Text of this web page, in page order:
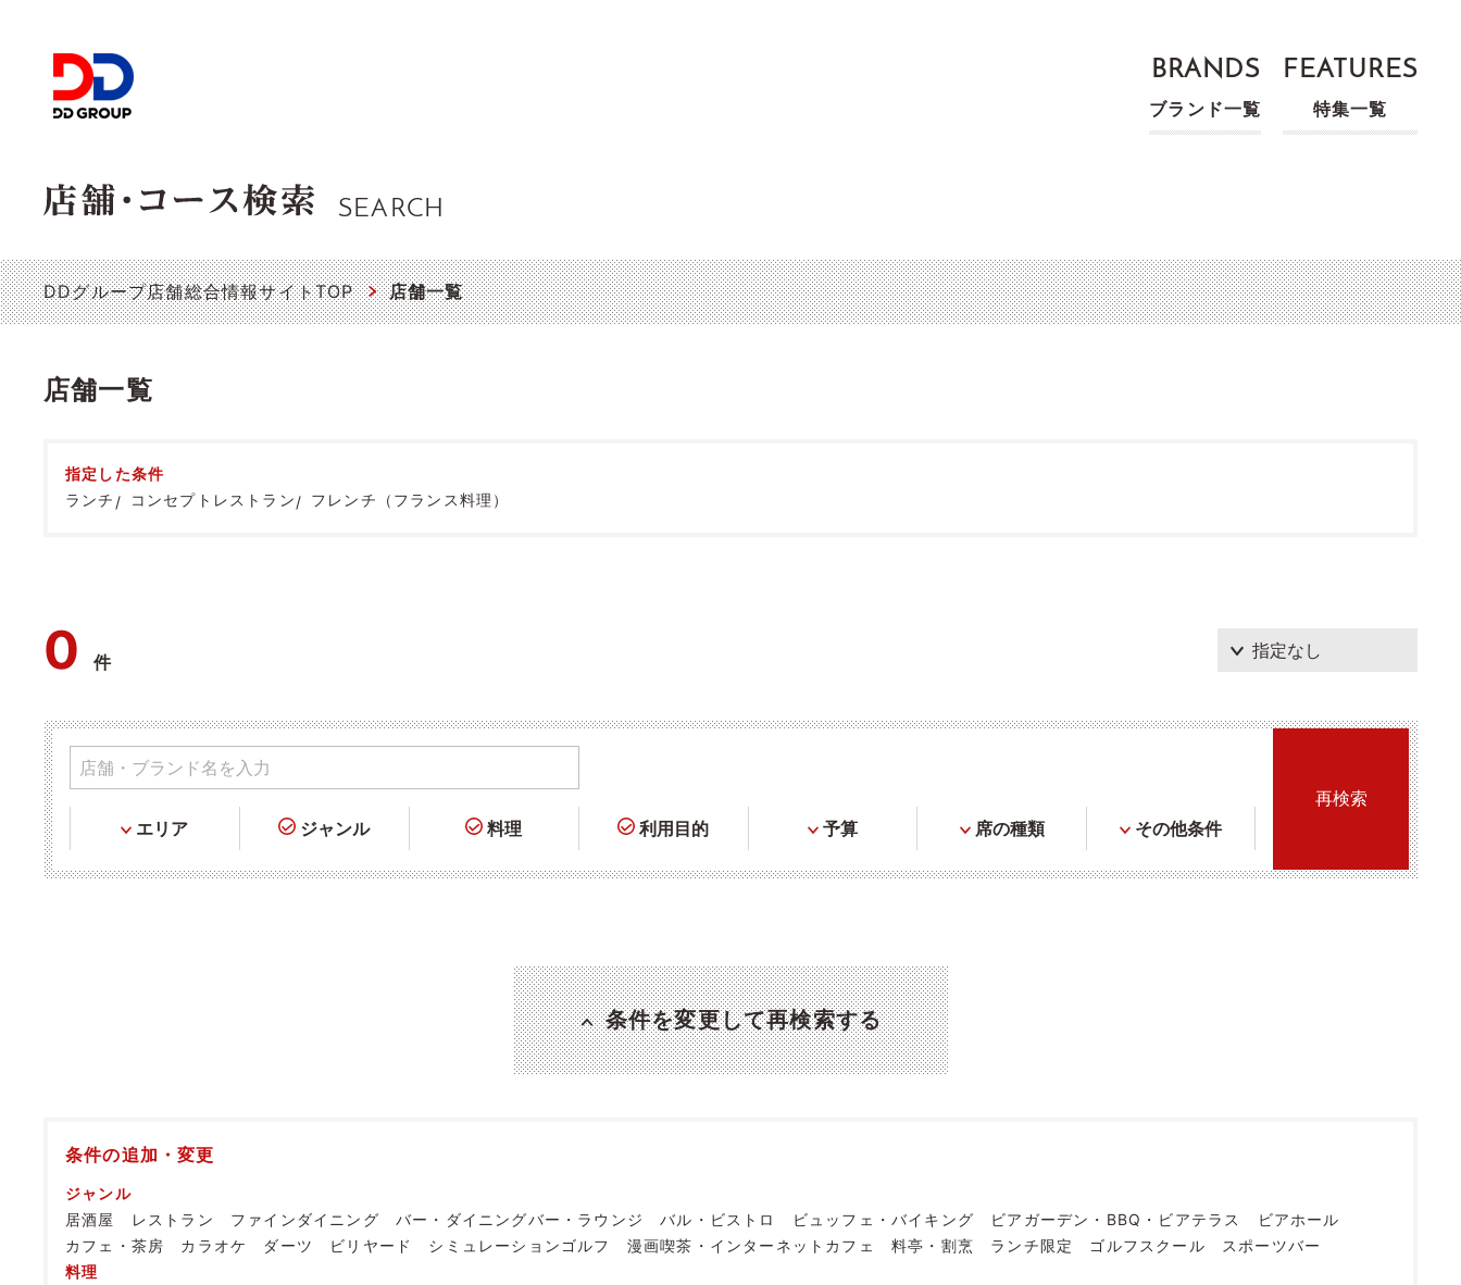
BRANDS
ブランド一覧
FEATURES
特集一覧
SEARCH
DDグループ店舗総合情報サイトTOP 店舗一覧
店舗一覧
指定した条件
ランチ
コンセプトレストラン フレンチ（フランス料理）
0件
エリア ジャンル 料理 利用目的 予算 席の種類 その他条件
条件を変更して再検索する
条件の追加・変更
ジャンル
居酒屋
レストラン ファインダイニング バー・ダイニングバー・ラウンジ バル・ビストロ ビュッフェ・バイキング ビアガーデン・BBQ・ビアテラス
ビアホール
カフェ・茶房
カラオケ ダーツ ビリヤード シミュレーションゴルフ 漫画喫茶・インターネットカフェ 料亭・割烹 ランチ限定 ゴルフスクール
スポーツバー
料理